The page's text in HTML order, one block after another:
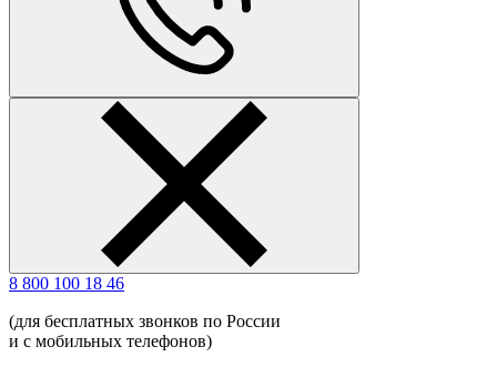
8 800 100 18 46
(для бесплатных звонков по России
и с мобильных телефонов)